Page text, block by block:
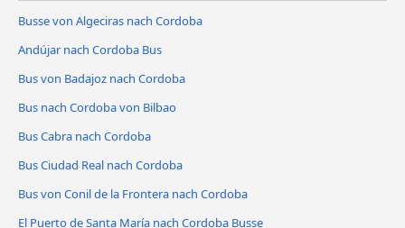
Busse von Algeciras nach Cordoba
Andújar nach Cordoba Bus
Bus von Badajoz nach Cordoba
Bus nach Cordoba von Bilbao
Bus Cabra nach Cordoba
Bus Ciudad Real nach Cordoba
Bus von Conil de la Frontera nach Cordoba
El Puerto de Santa María nach Cordoba Busse